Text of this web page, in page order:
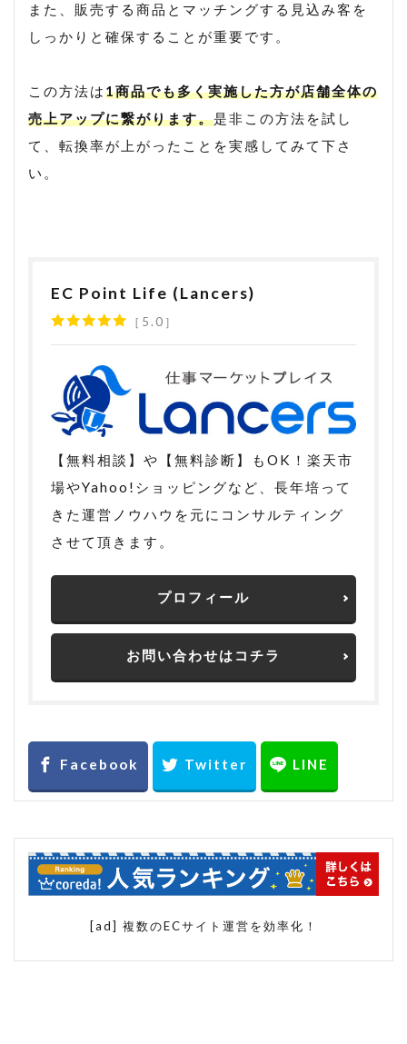
また、販売する商品とマッチングする見込み客を
しっかりと確保することが重要です。
この方法は1商品でも多く実施した方が店舗全体の
売上アップに繋がります。是非この方法を試し
て、転換率が上がったことを実感してみて下さ
い。
EC Point Life (Lancers)
5.0
【無料相談】や【無料診断】もOK！楽天市
場やYahoo!ショッピングなど、長年培って
きた運営ノウハウを元にコンサルティング
させて頂きます。
プロフィール
お問い合わせはコチラ
[ad] 複数のECサイト運営を効率化！